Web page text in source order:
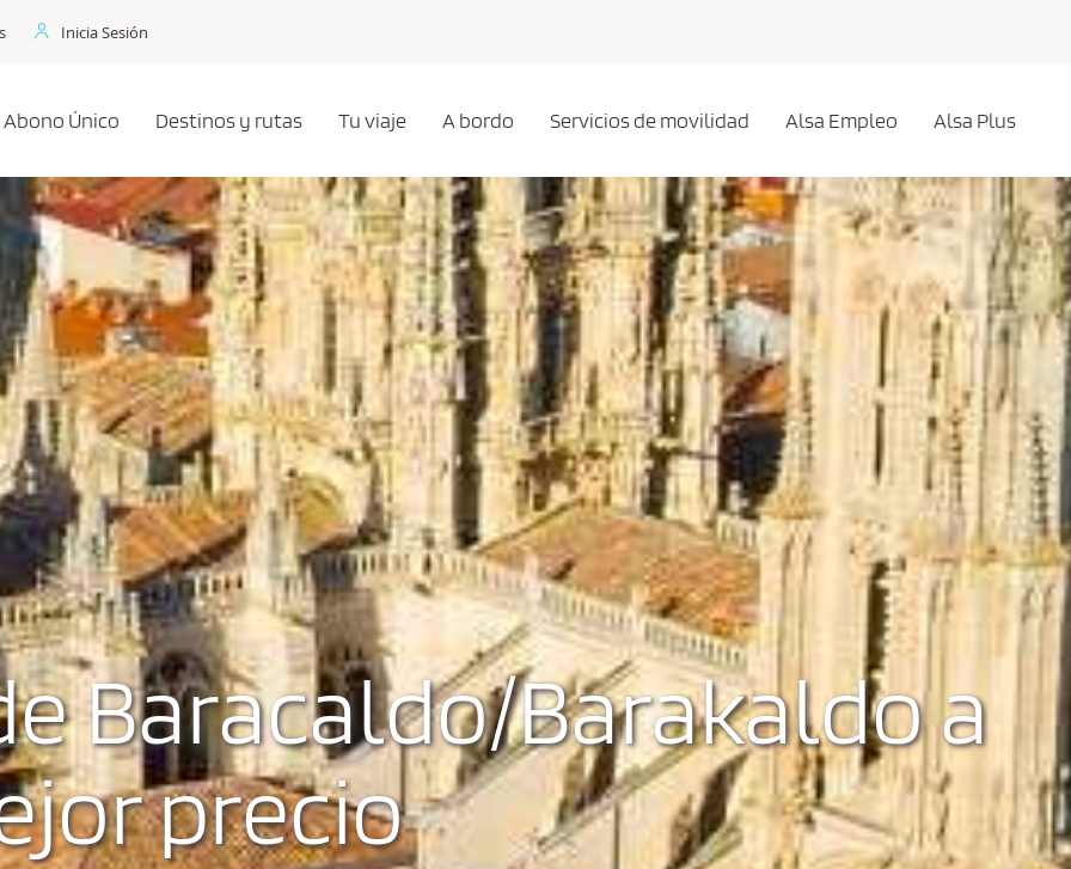
Inicia Sesión
Abono Único Destinos y rutas Tu viaje A bordo Servicios de movilidad Alsa Empleo Alsa Plus
Baracaldo/Barakaldo a
precio